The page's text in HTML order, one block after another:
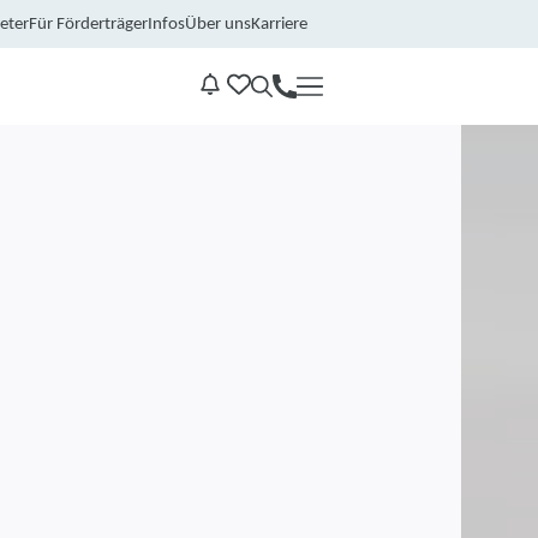
Für FörderträgerInfosÜber unsKarriere
Kontakt